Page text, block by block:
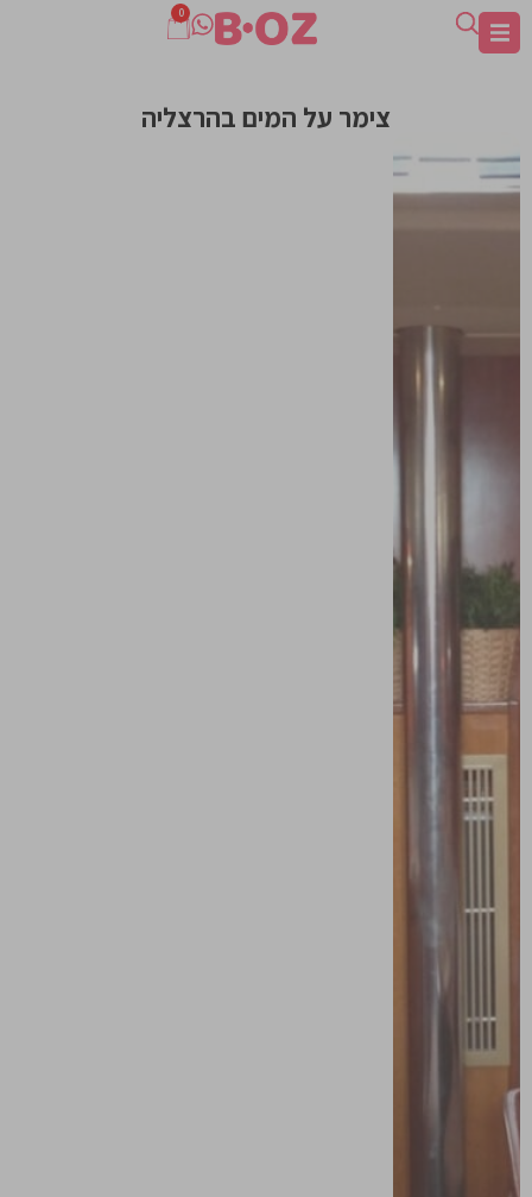
0
צימר על המים בהרצליה